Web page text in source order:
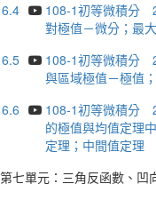
6.4
108-1初等微積分
對極值－微分；最
6.5
108-1初等微積分
與區域極值－極值
6.6
108-1初等微積分
的極值與均值定理
定理；中間值定理
第七單元：三角反函數、凹